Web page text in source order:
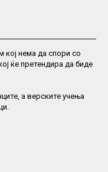
кој нема да спори со
ќе претендира да биде
а верските учења